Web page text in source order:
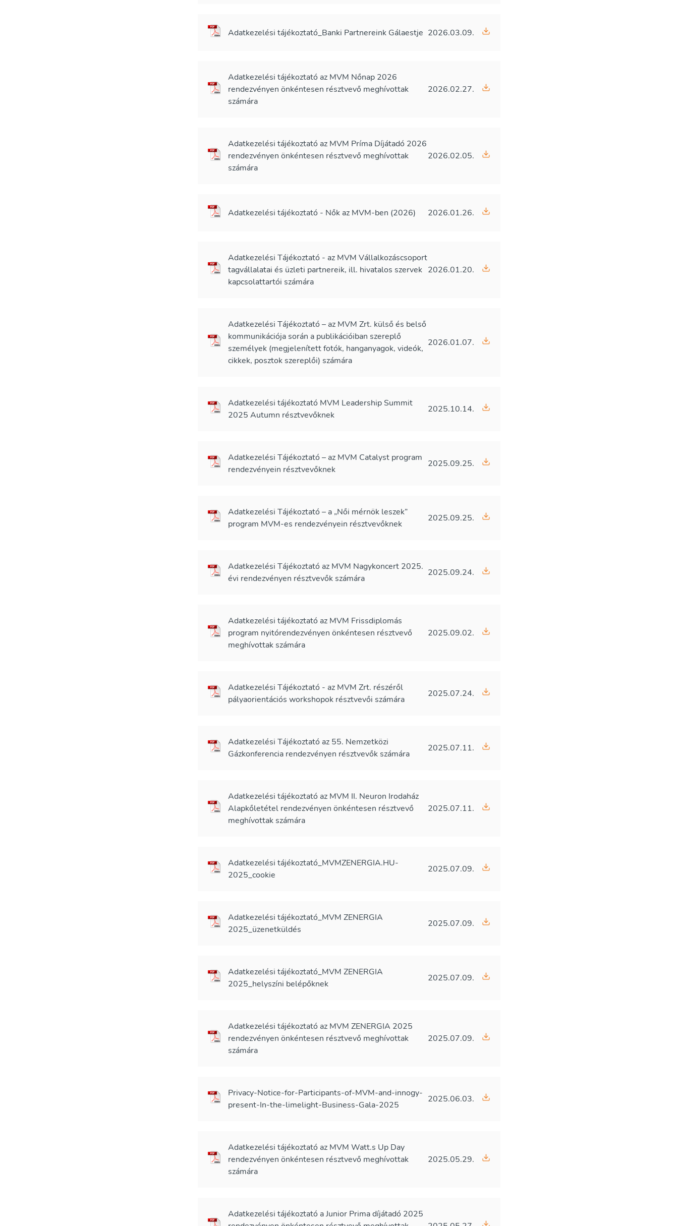
Adatkezelési tájékoztató_Banki Partnereink Gálaestje 2026.03.09.
Adatkezelési tájékoztató az MVM Nőnap 2026
rendezvényen önkéntesen résztvevő meghívottak
számára
2026.02.27.
Adatkezelési tájékoztató az MVM Príma Díjátadó 2026
rendezvényen önkéntesen résztvevő meghívottak
számára
2026.02.05.
Adatkezelési tájékoztató - Nők az MVM-ben (2026) 2026.01.26.
Adatkezelési Tájékoztató - az MVM Vállalkozáscsoport
tagvállalatai és üzleti partnereik, ill. hivatalos szervek
kapcsolattartói számára
2026.01.20.
Adatkezelési Tájékoztató – az MVM Zrt. külső és belső
kommunikációja során a publikációiban szereplő
személyek (megjelenített fotók, hanganyagok, videók,
cikkek, posztok szereplői) számára
2026.01.07.
Adatkezelési tájékoztató MVM Leadership Summit
2025 Autumn résztvevőknek
2025.10.14.
Adatkezelési Tájékoztató – az MVM Catalyst program
rendezvényein résztvevőknek
2025.09.25.
Adatkezelési Tájékoztató – a „Női mérnök leszek”
program MVM-es rendezvényein résztvevőknek
2025.09.25.
Adatkezelési Tájékoztató az MVM Nagykoncert 2025.
évi rendezvényen résztvevők számára
2025.09.24.
Adatkezelési tájékoztató az MVM Frissdiplomás
program nyitórendezvényen önkéntesen résztvevő
meghívottak számára
2025.09.02.
Adatkezelési Tájékoztató - az MVM Zrt. részéről
pályaorientációs workshopok résztvevői számára
2025.07.24.
Adatkezelési Tájékoztató az 55. Nemzetközi
Gázkonferencia rendezvényen résztvevők számára
2025.07.11.
Adatkezelési tájékoztató az MVM II. Neuron Irodaház
Alapkőletétel rendezvényen önkéntesen résztvevő
meghívottak számára
2025.07.11.
Adatkezelési tájékoztató_MVMZENERGIA.HU-
2025_cookie
2025.07.09.
Adatkezelési tájékoztató_MVM ZENERGIA
2025_üzenetküldés
2025.07.09.
Adatkezelési tájékoztató_MVM ZENERGIA
2025_helyszíni belépőknek
2025.07.09.
Adatkezelési tájékoztató az MVM ZENERGIA 2025
rendezvényen önkéntesen résztvevő meghívottak
számára
2025.07.09.
Privacy-Notice-for-Participants-of-MVM-and-innogy-
present-In-the-limelight-Business-Gala-2025
2025.06.03.
Adatkezelési tájékoztató az MVM Watt.s Up Day
rendezvényen önkéntesen résztvevő meghívottak
számára
2025.05.29.
Adatkezelési tájékoztató a Junior Prima díjátadó 2025